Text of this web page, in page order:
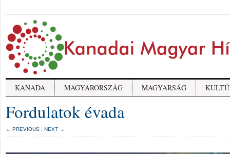
KANADA MAGYARORSZÁG MAGYARSÁG
Fordulatok évada
← PREVIOUS | NEXT →